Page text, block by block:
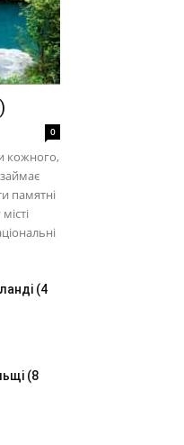
0
кожного,
памятні
(4
(8